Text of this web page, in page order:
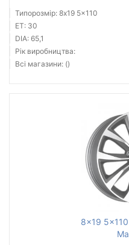
Типорозмір: 8x19 5x110
ET: 30
DIA: 65,1
Рік виробництва:
Всі магазини: ()
8x19 5x110